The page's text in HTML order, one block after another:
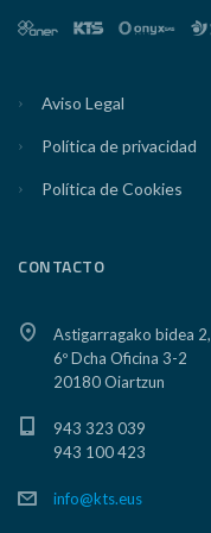
Aviso Legal
Política de privacidad
Política de Cookies
CONTACTO
Astigarragako bidea 2,
6º Dcha Oficina 3-2
20180 Oiartzun
943 323 039
943 100 423
info@kts.eus